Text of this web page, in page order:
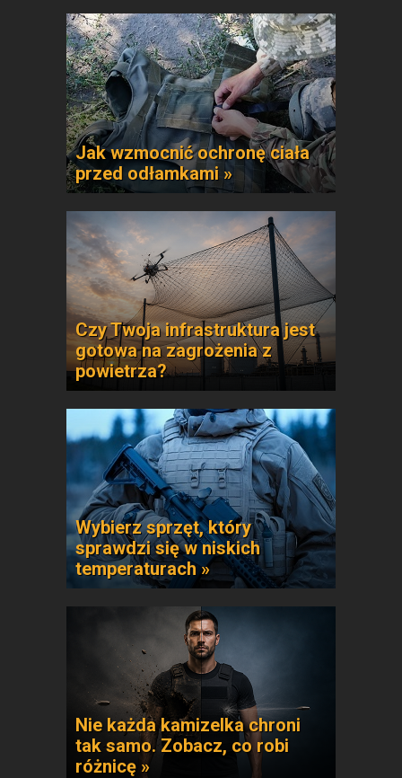
Jak wzmocnić ochronę ciała
przed odłamkami »
Czy Twoja infrastruktura jest
gotowa na zagrożenia z
powietrza?
Wybierz sprzęt, który
sprawdzi się w niskich
temperaturach »
Nie każda kamizelka chroni
tak samo. Zobacz, co robi
różnicę »